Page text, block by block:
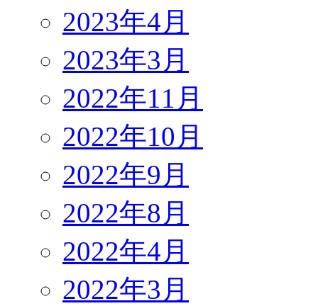
2023年4月
2023年3月
2022年11月
2022年10月
2022年9月
2022年8月
2022年4月
2022年3月